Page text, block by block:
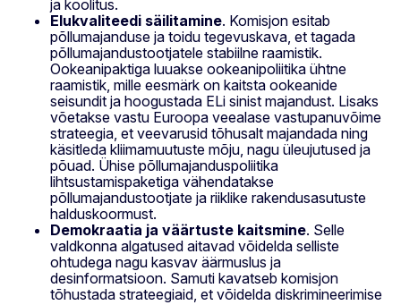
ja koolitus.
Elukvaliteedi säilitamine. Komisjon esitab
põllumajanduse ja toidu tegevuskava, et tagada
põllumajandustootjatele stabiilne raamistik.
Ookeanipaktiga luuakse ookeanipoliitika ühtne
raamistik, mille eesmärk on kaitsta ookeanide
seisundit ja hoogustada ELi sinist majandust. Lisaks
võetakse vastu Euroopa veealase vastupanuvõime
strateegia, et veevarusid tõhusalt majandada ning
käsitleda kliimamuutuste mõju, nagu üleujutused ja
põuad. Ühise põllumajanduspoliitika
lihtsustamispaketiga vähendatakse
põllumajandustootjate ja riiklike rakendusasutuste
halduskoormust.
Demokraatia ja väärtuste kaitsmine. Selle
valdkonna algatused aitavad võidelda selliste
ohtudega nagu kasvav äärmuslus ja
desinformatsioon. Samuti kavatseb komisjon
tõhustada strateegiaid, et võidelda diskrimineerimise